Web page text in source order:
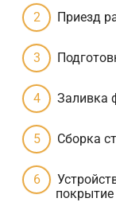
Приезд
Заливка
Сборка